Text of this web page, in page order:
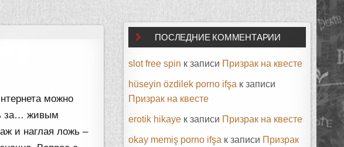
можно
за… живым
и наглая ложь –
ПОСЛЕДНИЕ КОММЕНТАРИИ
slot free spin к записи Призрак на квесте
hüseyin özdilek porno ifşa к записи
Призрак на квесте
erotik hikaye к записи Призрак на квесте
okay memiş porno ifşa к записи Призрак